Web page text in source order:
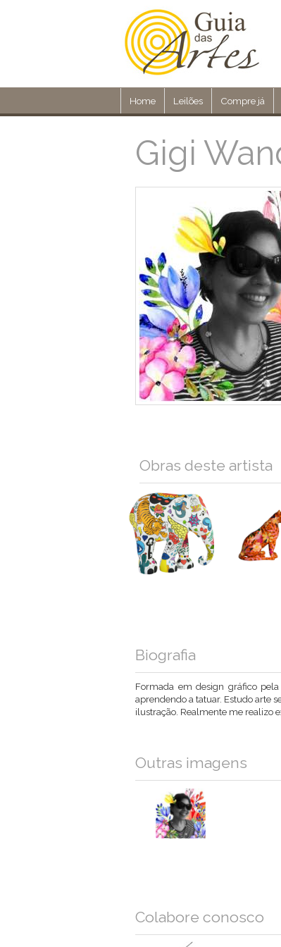
Home Leilões Compre já
Gigi
Obras deste artista
Biografia
Formada em design gráfico
aprendendo a tatuar. Estudo arte
ilustração. Realmente me realizo
Outras imagens
Colabore conosco